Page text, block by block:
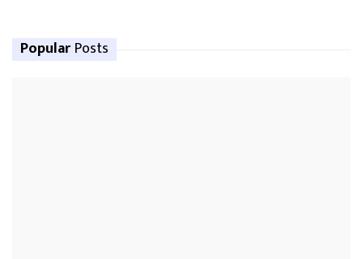
Popular Posts